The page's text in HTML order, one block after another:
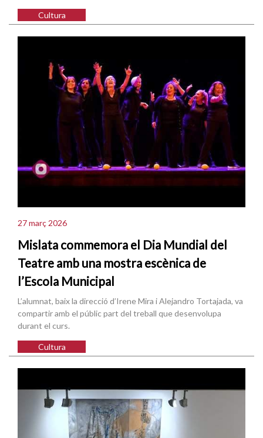
Cultura
27 març 2026
Mislata commemora el Dia Mundial del
Teatre amb una mostra escènica de
l’Escola Municipal
L’alumnat, baix la direcció d’Irene Mira i Alejandro Tortajada, va
compartir amb el públic part del treball que desenvolupa
durant el curs.
Cultura